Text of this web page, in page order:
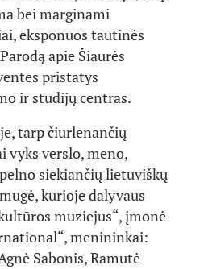
bei marginami
eksponuos tautinės
apie Šiaurės
pristatys
ir studijų centras.
tarp čiurlenančių
vyks verslo, meno,
siekiančių lietuviškų
kurioje dalyvaus
muziejus“, įmonė
menininkai:
Sabonis, Ramutė